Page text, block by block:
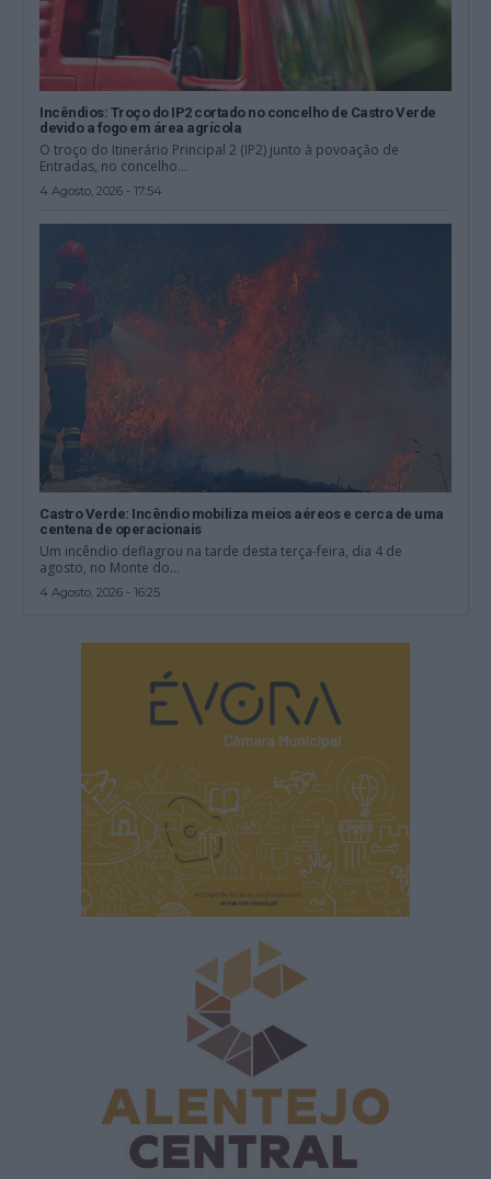
Incêndios: Troço do IP2 cortado no concelho de Castro Verde
devido a fogo em área agrícola
O troço do Itinerário Principal 2 (IP2) junto à povoação de
Entradas, no concelho...
4 Agosto, 2026 - 17:54
Castro Verde: Incêndio mobiliza meios aéreos e cerca de uma
centena de operacionais
Um incêndio deflagrou na tarde desta terça-feira, dia 4 de
agosto, no Monte do...
4 Agosto, 2026 - 16:25